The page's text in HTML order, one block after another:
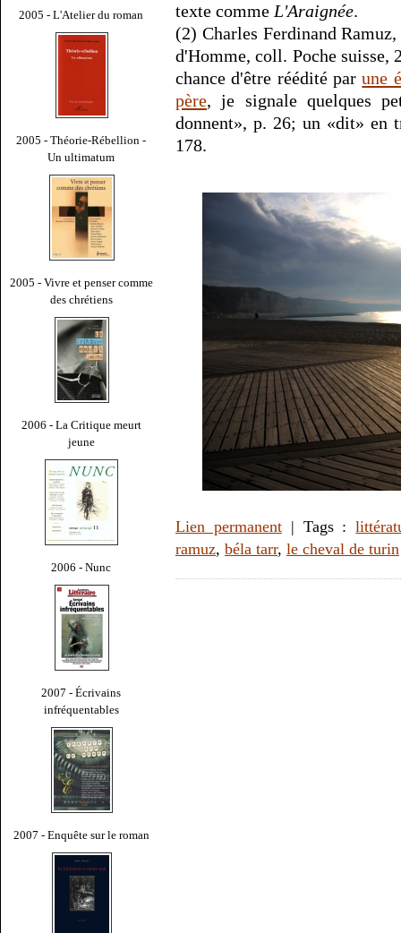
2005 - L'Atelier du roman
2005 - Théorie-Rébellion -
Un ultimatum
2005 - Vivre et penser comme
des chrétiens
2006 - La Critique meurt
jeune
2006 - Nunc
2007 - Écrivains
infréquentables
2007 - Enquête sur le roman
texte comme L'Araignée.
(2) Charles Ferdinand
d'Homme, coll. Poche suisse,
chance d'être réédité parune
père, je signale quelques
donnent», p. 26; un «dit» en
178.
Lien permanent| Tags :
ramuz, béla tarr, le cheval de turin